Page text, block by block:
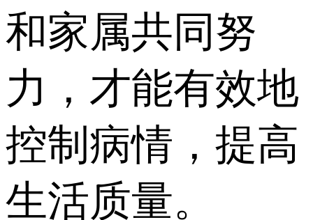
和家属共同努
力，才能有效地
控制病情，提高
生活质量。